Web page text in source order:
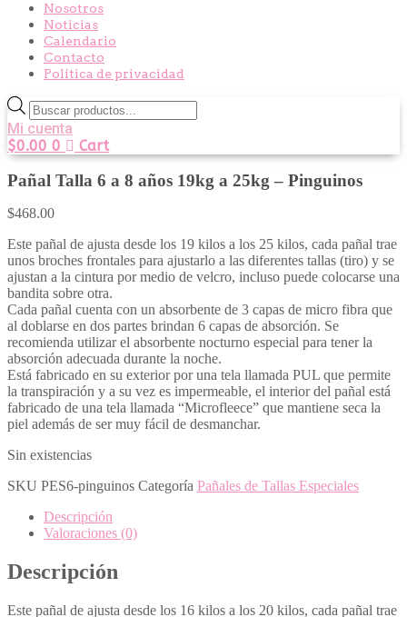
Nosotros
Noticias
Calendario
Contacto
Política de privacidad
Búsqueda
de
productos
Mi cuenta
$0.00 0 Cart
Pañal Talla 6 a 8 años 19kg a 25kg – Pinguinos
$468.00
Este pañal de ajusta desde los 19 kilos a los 25 kilos, cada pañal trae
unos broches frontales para ajustarlo a las diferentes tallas (tiro) y se
ajustan a la cintura por medio de velcro, incluso puede colocarse una
bandita sobre otra.
Cada pañal cuenta con un absorbente de 3 capas de micro fibra que
al doblarse en dos partes brindan 6 capas de absorción. Se
recomienda utilizar el absorbente nocturno especial para tener la
absorción adecuada durante la noche.
Está fabricado en su exterior por una tela llamada PUL que permite
la transpiración y a su vez es impermeable, el interior del pañal está
fabricado de una tela llamada “Microfleece” que mantiene seca la
piel además de ser muy fácil de desmanchar.
Sin existencias
SKU PES6-pinguinos Categoría Pañales de Tallas Especiales
Descripción
Valoraciones (0)
Descripción
Este pañal de ajusta desde los 16 kilos a los 20 kilos, cada pañal trae